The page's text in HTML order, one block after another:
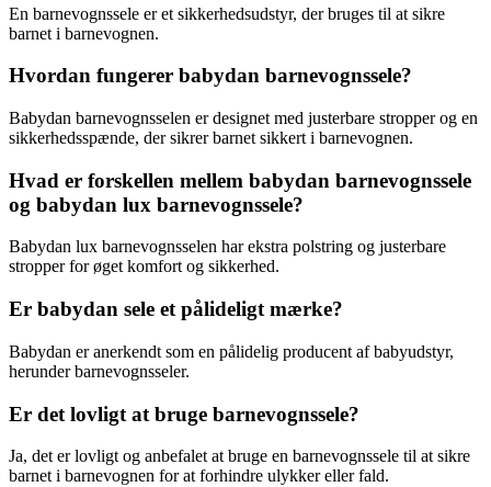
En barnevognssele er et sikkerhedsudstyr, der bruges til at sikre
barnet i barnevognen.
Hvordan fungerer babydan barnevognssele?
Babydan barnevognsselen er designet med justerbare stropper og en
sikkerhedsspænde, der sikrer barnet sikkert i barnevognen.
Hvad er forskellen mellem babydan barnevognssele
og babydan lux barnevognssele?
Babydan lux barnevognsselen har ekstra polstring og justerbare
stropper for øget komfort og sikkerhed.
Er babydan sele et pålideligt mærke?
Babydan er anerkendt som en pålidelig producent af babyudstyr,
herunder barnevognsseler.
Er det lovligt at bruge barnevognssele?
Ja, det er lovligt og anbefalet at bruge en barnevognssele til at sikre
barnet i barnevognen for at forhindre ulykker eller fald.